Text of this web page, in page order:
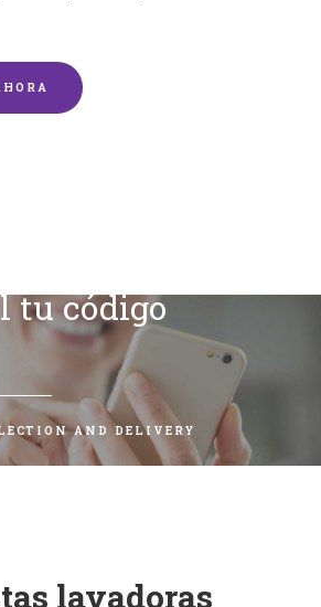
tu código
AND DELIVERY
lavadoras